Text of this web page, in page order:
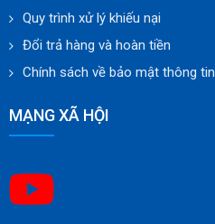
Quy trình xử lý khiếu nại
Đổi trả hàng và hoàn tiền
Chính sách về bảo mật thông tin
MẠNG XÃ HỘI